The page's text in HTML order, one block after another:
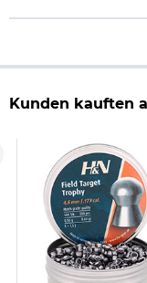
Marke: DIANA
Kaliber 4,5 mm und
Wichtige
Jahren - Dieser
uns einen
nicht vorliegt.(bitte
anklicken)
Hinweis: Richtiger
Umgang mit Druckluft-,
Kunden kauften